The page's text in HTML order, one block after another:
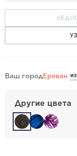
Ваш городЕреван
Другие цвета